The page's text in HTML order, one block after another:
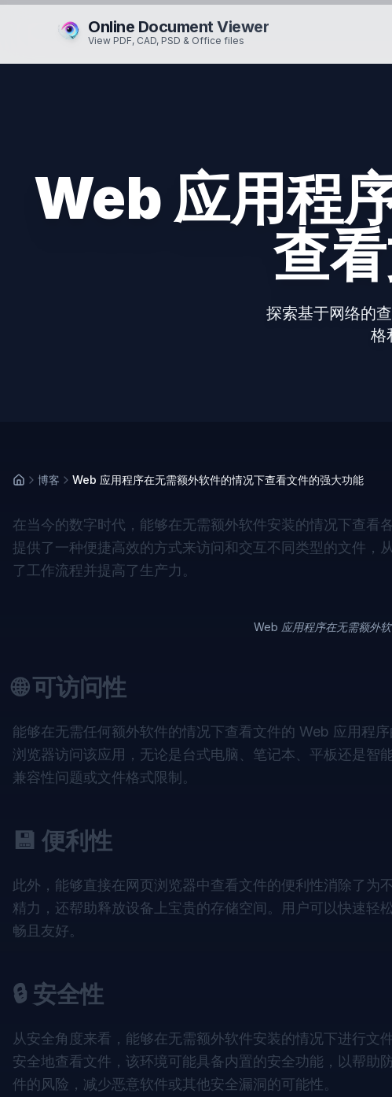
Online Document Viewer
View PDF, CAD, PSD & Office files
Web 应用程
查
探索基于网络的
格
博客 Web 应用程序在无需额外软件的情况下查看文件的强大功能
在当今的数字时代，能够在无需额外软件安装的情况下查
提供了一种便捷高效的方式来访问和交互不同类型的文件，
了工作流程并提高了生产力。
Web 应用程序在无需额外
🌐 可访问性
能够在无需任何额外软件的情况下查看文件的 Web 应用程
浏览器访问该应用，无论是台式电脑、笔记本、平板还是智
兼容性问题或文件格式限制。
💾 便利性
此外，能够直接在网页浏览器中查看文件的便利性消除了为
精力，还帮助释放设备上宝贵的存储空间。用户可以快速轻
畅且友好。
🔒 安全性
从安全角度来看，能够在无需额外软件安装的情况下进行
安全地查看文件，该环境可能具备内置的安全功能，以帮助
件的风险，减少恶意软件或其他安全漏洞的可能性。